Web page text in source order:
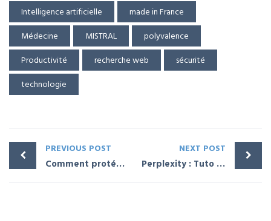
Intelligence artificielle
made in France
Médecine
MISTRAL
polyvalence
Productivité
recherche web
sécurité
technologie
PREVIOUS POST
Comment protéger votre site WordPress des attaques de force brute
NEXT POST
Perplexity : Tuto complet sur cette Intelligence Artificielle